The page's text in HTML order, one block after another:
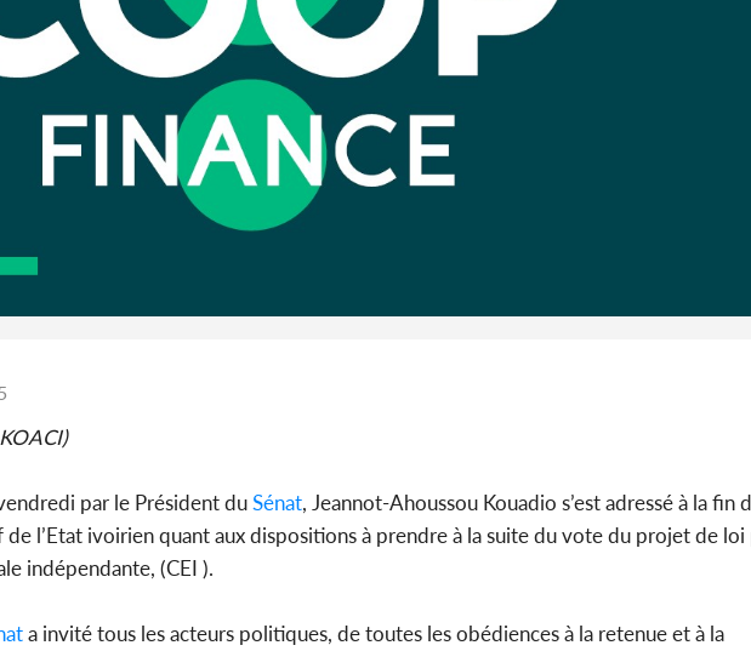
par le Président duSénat, Jeannot-Ahoussou Kouadio s’est adressé à la fin
de l’Etat ivoirien quant aux dispositions à prendre à la suite du vote du projet de
indépendante, (CEI ).
a invité tous les acteurs politiques, de toutes les obédiences à la retenue et à la